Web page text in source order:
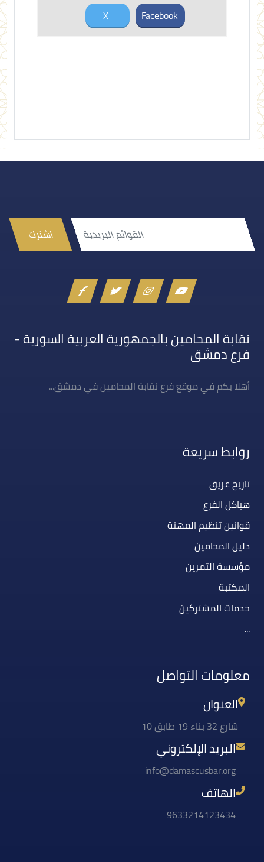
X Facebook
اشترك
نقابة المحامين بالجمهورية العربية السورية -
فرع دمشق
أهلا بكم في موقع فرع نقابة المحامين في دمشق...
روابط سريعة
تاريخ عريق
هياكل الفرع
قوانين تنظيم المهنة
دليل المحامين
مؤسسة التمرين
المكتبة
خدمات المشتركين
...
معلومات التواصل
العنوان
شارع 32 بناء 19 طابق 10
البريد الإلكتروني
info@damascusbar.org
الهاتف
9633214123434